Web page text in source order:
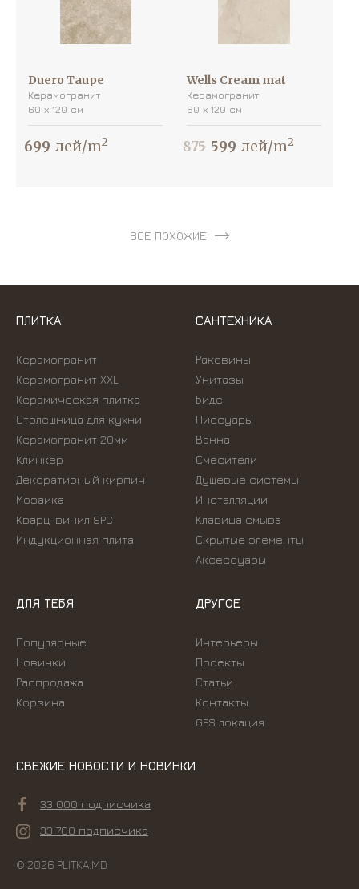
Duero Taupe
Керамогранит
60 х 120 см
699 лей/m2
Wells Cream mat
Керамогранит
60 х 120 см
875 599 лей/m2
ВСЕ ПОХОЖИЕ
ПЛИТКА
Керамогранит
Керамогранит XXL
Керамическая плитка
Столешница для кухни
Керамогранит 20мм
Клинкер
Декоративный кирпич
Мозаика
Кварц-винил SPC
Индукционная плита
САНТЕХНИКА
Раковины
Унитазы
Биде
Писсуары
Ванна
Смесители
Душевые системы
Инсталляции
Kлавиша смыва
Скрытые элементы
Аксессуары
ДЛЯ ТЕБЯ
Популярные
Новинки
Распродажа
Корзина
ДРУГОЕ
Интерьеры
Проекты
Статьи
Контакты
GPS локация
СВЕЖИЕ НОВОСТИ И НОВИНКИ
33 000 подписчика
33 700 подписчика
© 2026 PLITKA.MD